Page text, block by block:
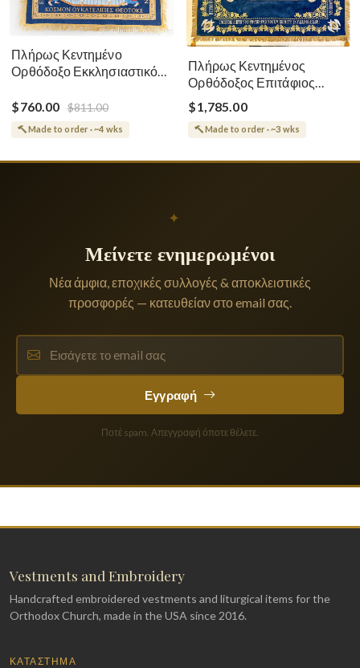
Πλήρως Κεντημένο
Ορθόδοξο Εκκλησιαστικό
Θεοτόκου
$760.00 $811.00
Made to order · ~4 wks
Πλήρως Κεντημένος
Ορθόδοξος Επιτάφιος
Κοίμησης
$1,785.00
Made to order · ~3 wks
✦
Μείνετε ενημερωμένοι
Νέα άμφια, εποχικές συλλογές & αποκλειστικές
προσφορές — κατευθείαν στο email σας.
Εγγραφή
Ποτέ spam. Απεγγραφή όποτε θέλετε.
Vestments and Embroidery
Handcrafted embroidered vestments and liturgical items for the
Orthodox Church, made in the USA since 2016.
ΚΑΤΆΣΤΗΜΑ